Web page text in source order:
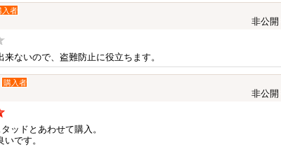
入者
非公開
ないので、盗難防止に役立ちます。
購入者
非公開
ッドとあわせて購入。
です。